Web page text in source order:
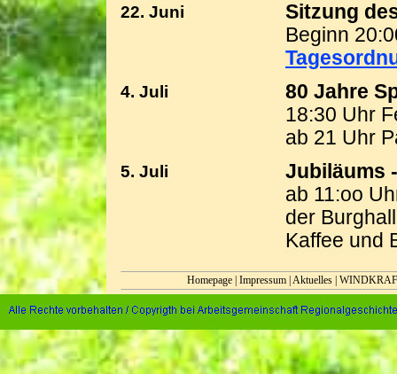
22. Juni
Sitzung
Beginn
4. Juli
80 Jahre
18:30 Uhr
ab 21 Uhr
5. Juli
Jubiläums -
ab 11:oo
der
Kaffee und
Homepage| Impressum| Aktuelles|